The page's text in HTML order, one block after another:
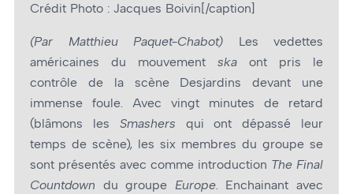
Crédit Photo : Jacques Boivin[/caption]
(Par Matthieu Paquet-Chabot) Les vedettes
américaines du mouvement ska ont pris le
contrôle de la scène Desjardins devant une
immense foule. Avec vingt minutes de retard
(blâmons les Smashers qui ont dépassé leur
temps de scène), les six membres du groupe se
sont présentés avec comme introduction The Final
Countdown du groupe Europe. Enchainant avec